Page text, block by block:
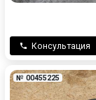
Консультация
№ 00455225